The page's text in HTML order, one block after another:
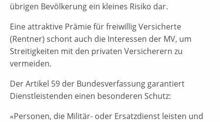
übrigen Bevölkerung ein kleines Risiko dar.
Eine attraktive Prämie für freiwillig Versicherte
(Rentner) schont auch die Interessen der MV, um
Streitigkeiten mit den privaten Versicherern zu
vermeiden.
Der Artikel 59 der Bundesverfassung garantiert
Dienstleistenden einen besonderen Schutz:
«Personen, die Militär- oder Ersatzdienst leisten und